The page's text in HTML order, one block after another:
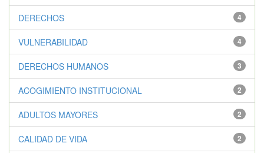
4
DERECHOS
4
VULNERABILIDAD
3
DERECHOS HUMANOS
2
ACOGIMIENTO INSTITUCIONAL
2
ADULTOS MAYORES
2
CALIDAD DE VIDA